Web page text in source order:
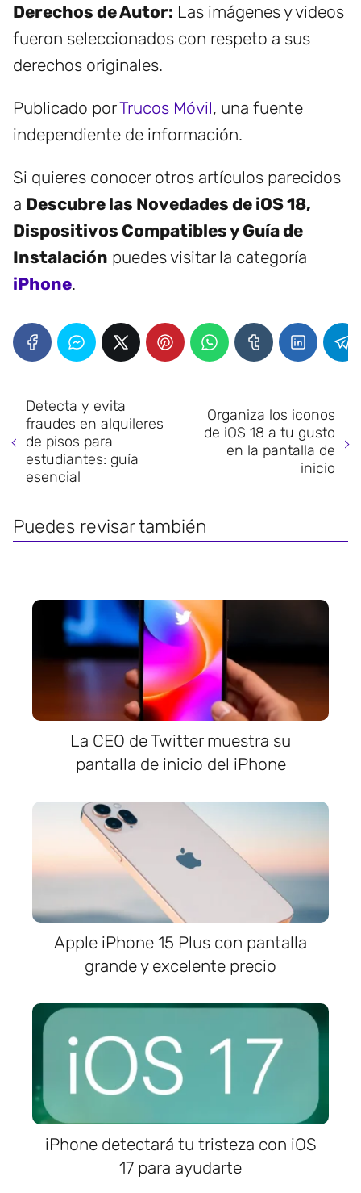
Derechos de Autor: Las imágenes y videos
fueron seleccionados con respeto a sus
derechos originales.
Publicado porTrucos Móvil, una fuente
independiente de información.
Si quieres conocer otros artículos parecidos
a Descubre las Novedades de iOS 18,
Dispositivos Compatibles y Guía de
Instalación puedes visitar la categoría
iPhone.
Detecta y evita
fraudes en alquileres
de pisos para
estudiantes: guía
esencial
Organiza los iconos
de iOS 18 a tu gusto
en la pantalla de
inicio
Puedes revisar también
La CEO de Twitter muestra su
pantalla de inicio del iPhone
Apple iPhone 15 Plus con pantalla
grande y excelente precio
iPhone detectará tu tristeza con iOS
17 para ayudarte